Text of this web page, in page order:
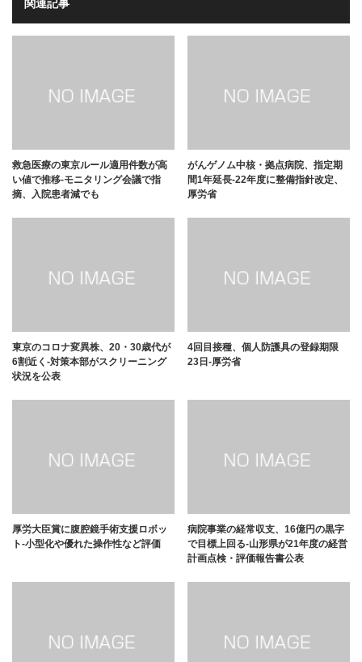
関連記事
救急医療の東京ルール適用件数が高
い値で推移-モニタリング会議で指
摘、入院患者減でも
がんゲノム中核・拠点病院、指定期
間1年延長-22年度に整備指針改定、
厚労省
東京のコロナ変異株、20・30歳代が
6割近く-対策本部がスクリーニング
状況を公表
4回目接種、個人防護具の登録期限
23日-厚労省
厚労大臣賞に腹腔鏡手術支援ロボッ
ト-小型化や優れた操作性など評価
病院事業の経常収支、16億円の黒字
で目標上回る-山形県が21年度の経営
計画点検・評価報告書公表